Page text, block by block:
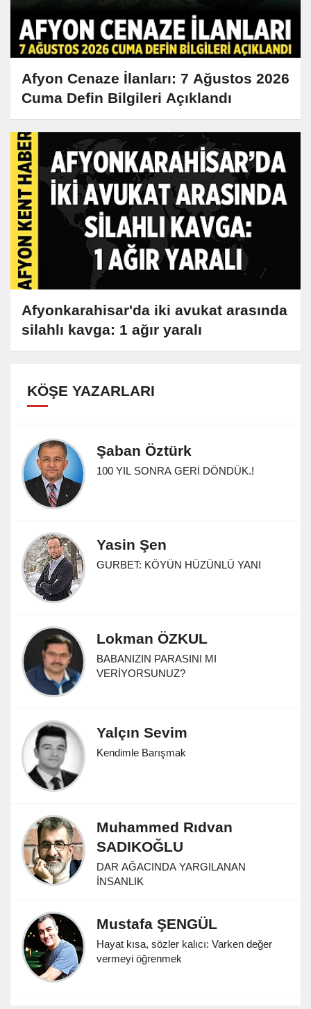
Afyon Cenaze İlanları: 7 Ağustos 2026
Cuma Defin Bilgileri Açıklandı
Afyonkarahisar'da iki avukat arasında
silahlı kavga: 1 ağır yaralı
KÖŞE YAZARLARI
Şaban Öztürk
100 YIL SONRA GERİ DÖNDÜK.!
Yasin Şen
GURBET: KÖYÜN HÜZÜNLÜ YANI
Lokman ÖZKUL
BABANIZIN PARASINI MI
VERİYORSUNUZ?
Yalçın Sevim
Kendimle Barışmak
Muhammed Rıdvan
SADIKOĞLU
DAR AĞACINDA YARGILANAN
İNSANLIK
Mustafa ŞENGÜL
Hayat kısa, sözler kalıcı: Varken değer
vermeyi öğrenmek